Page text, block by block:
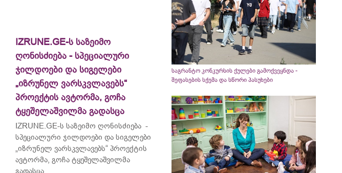
IZRUNE.GE-ს საზეიმო
ღონისძიება - სპეციალური
ჯილდოები და სიგელები
„იზრუნელ ვარსკვლავებს“
პროექტის ავტორმა, გოჩა
ტყეშელაშვილმა გადასცა
IZRUNE.GE-ს საზეიმო ღონისძიება -
სპეციალური ჯილდოები და სიგელები
„იზრუნელ ვარსკვლავებს“ პროექტის
ავტორმა, გოჩა ტყეშელაშვილმა
გადასცა
საგრანტო კონკურსის ქულები გამოქვეყნდა -
შეფასების სქემა და სწორი პასუხები